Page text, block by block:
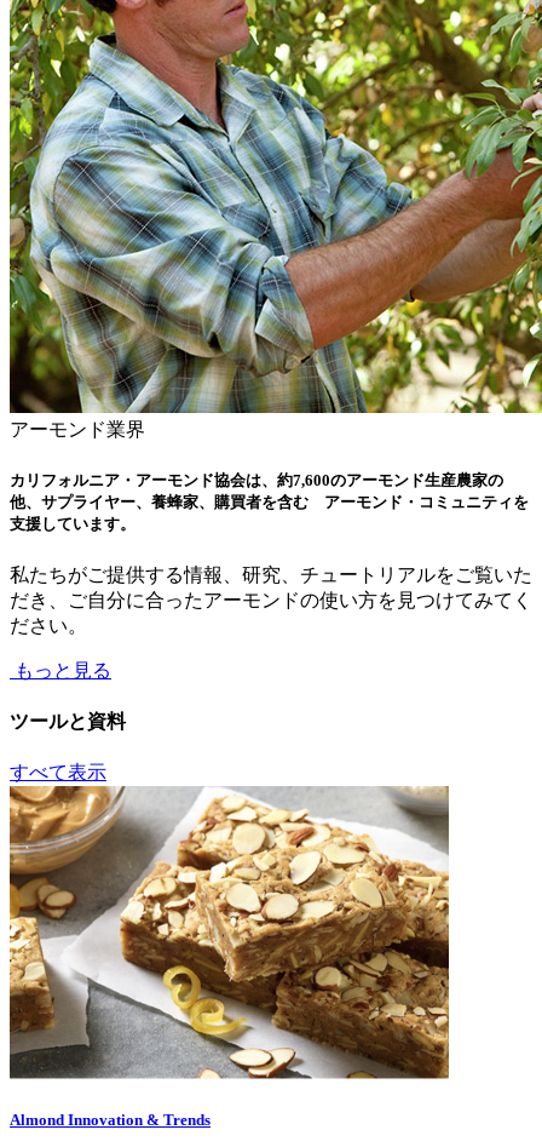
アーモンド業界
カリフォルニア・アーモンド協会は、約7,600のアーモンド生産農家の
他、サプライヤー、養蜂家、購買者を含む アーモンド・コミュニティを
支援しています。
私たちがご提供する情報、研究、チュートリアルをご覧いた
だき、ご自分に合ったアーモンドの使い方を見つけてみてく
ださい。
もっと見る
ツールと資料
すべて表示
Almond Innovation & Trends